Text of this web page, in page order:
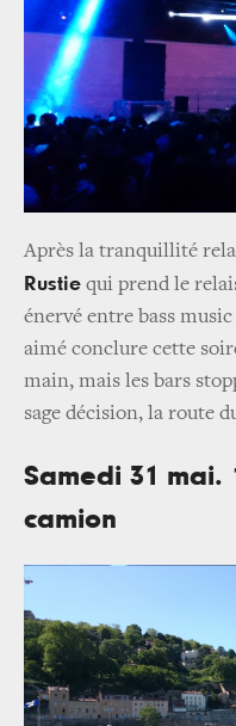
Après la tranquillité
Rustie qui prend le
énervé entre bass
aimé conclure cette
main, mais les bars
sage décision, la route
Samedi 31 mai.
camion